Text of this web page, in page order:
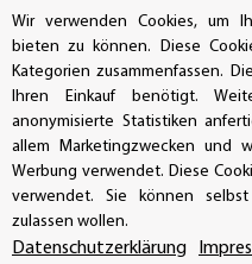
Bestellungen/
Buchhaltung:
Wir verwenden Cookies, um
bieten zu können. Diese
Kategorien zusammenfassen.
Ihren Einkauf benötigt.
anonymisierte Statistiken
allem Marketingzwecken und
Werbung verwendet. Diese
verwendet. Sie können
zulassen wollen.
Datenschutzerklärung